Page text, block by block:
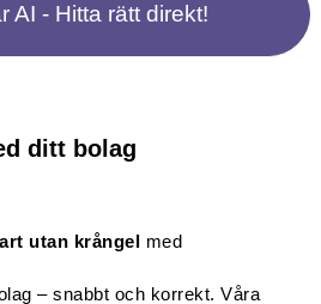
AI - Hitta rätt direkt!
ditt bolag
utan krångel med
– snabbt och korrekt. Våra